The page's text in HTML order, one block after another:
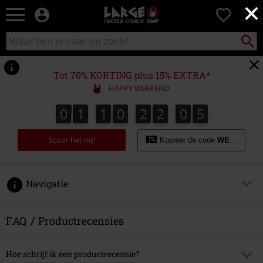
×
Large
–
Muziek-,
en
gaming-
merch
+
alternatieve
kleding
0
Zoek
in
catalogus
zoeken
Tot 70% KORTING plus 15% EXTRA*
HAPPY WEEKEND
0
0 1
1 1
1 0
0 2
2 2
2 0
0 4
5
4
6
5
Scoor het nu! Kopieer de code WEEKEND
Navigatie
FAQ Productrecensies
Hoe schrijf ik een productrecensie?